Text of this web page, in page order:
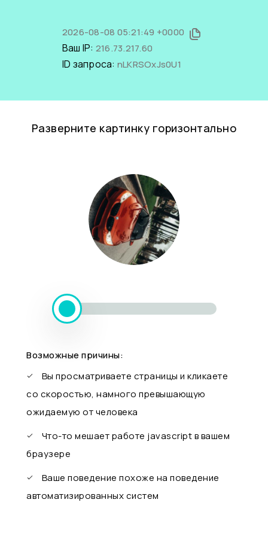
2026-08-08 05:21:49 +0000
Ваш IP: 216.73.217.60
ID запроса: nLKRSOxJs0U1
Разверните картинку горизонтально
Возможные причины:
Вы просматриваете страницы и кликаете
со скоростью, намного превышающую
ожидаемую от человека
Что-то мешает работе javascript в вашем
браузере
Ваше поведение похоже на поведение
автоматизированных систем